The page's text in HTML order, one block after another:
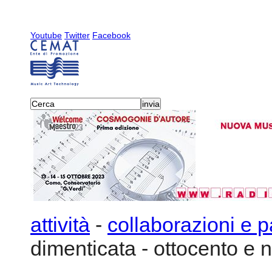
Youtube Twitter Facebook
attività - collaborazioni e
dimenticata - ottocento e